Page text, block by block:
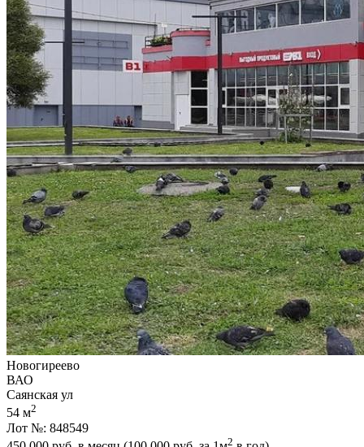
Новогиреево
ВАО
Саянская ул
54 м2
Лот №: 848549
2